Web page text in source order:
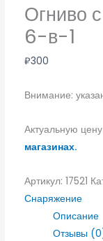
Огниво
6-в-1
₽300
Внимание:
Актуальную
магазинах.
Артикул: 17521
Снаряжение
Описание
Отзывы